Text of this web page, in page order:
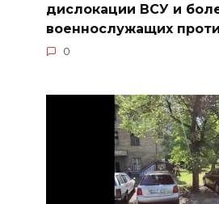
дислокации ВСУ и
военнослужащих
0